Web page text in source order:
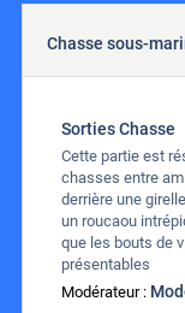
Chasse sous-
Sorties Chasse
Cette partie est
chasses entre
derrière une
un roucaou
que les bouts de
présentables
Modérateur :